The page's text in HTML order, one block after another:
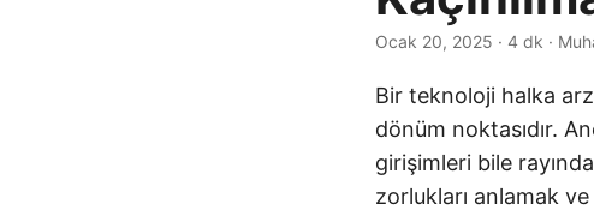
Ocak 20, 2025 · 4 dk ·
Bir teknoloji halka
dönüm noktasıdır.
girişimleri bile
zorlukları anlamak